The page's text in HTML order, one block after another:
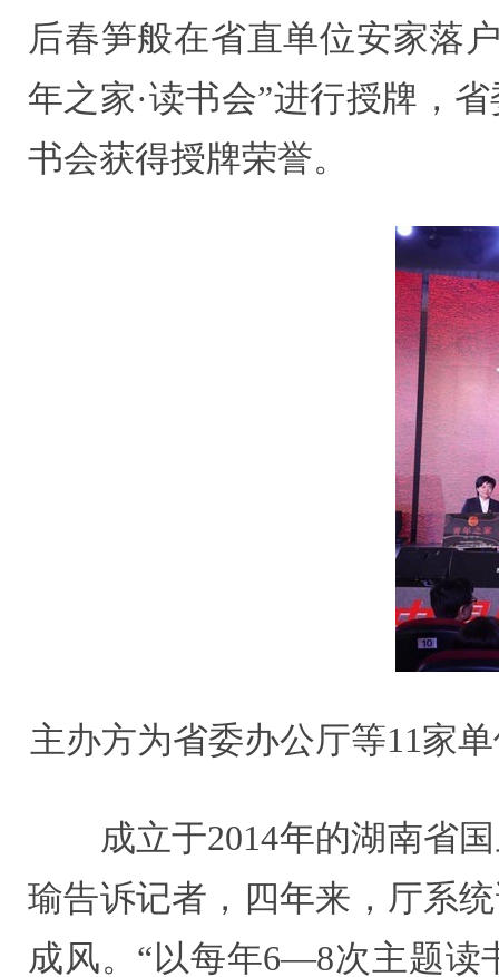
后春笋般在省直单位安家落
年之家·读书会”进行授牌，
书会获得授牌荣誉。
主办方为省委办公厅等11家
成立于2014年的湖南省国
瑜告诉记者，四年来，厅系
成风。“以每年6—8次主题读